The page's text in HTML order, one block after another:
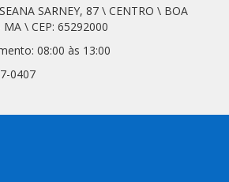
SARNEY, 87 \ CENTRO \ BOA
MA \ CEP: 65292000
08:00 às 13:00
0407